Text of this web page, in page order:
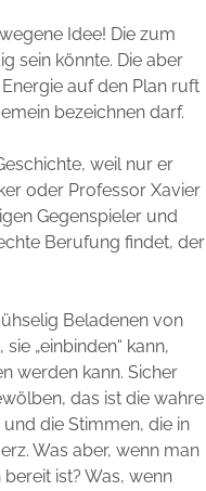
Idee! Die zum
sein könnte. Die aber
auf den Plan ruft
bezeichnen darf.
weil nur er
oder Professor Xavier
Gegenspieler und
Berufung findet, der
Beladenen von
„einbinden“ kann,
werden kann. Sicher
das ist die wahre
die Stimmen, die in
Was aber, wenn man
ist? Was, wenn